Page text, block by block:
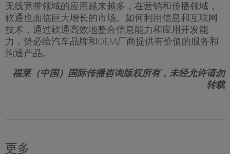
无线宽带领域的应用越来越多，在营销和传播领域，
软通也面临巨大增长的市场。如何利用信息和互联网
技术，通过软通高效地整合信息能力和应用开发能
力，势必给汽车品牌和OEM厂商提供有价值的服务和
沟通产品。
福莱（中国）国际传播咨询版权所有，未经允许请勿
转载
更多